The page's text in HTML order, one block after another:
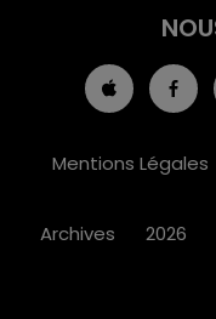
Mentions Légales
Archives 2026